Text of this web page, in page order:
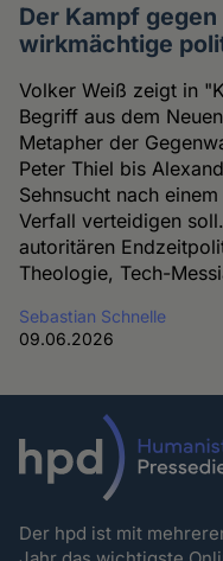
Der Kampf gegen
wirkmächtige
Volker Weiß zeigt in
Begriff aus dem
Metapher der
Peter Thiel bis
Sehnsucht nach
Verfall verteidigen
autoritären
Theologie, Tech-
Sebastian Schnelle
09.06.2026
Der hpd ist mit